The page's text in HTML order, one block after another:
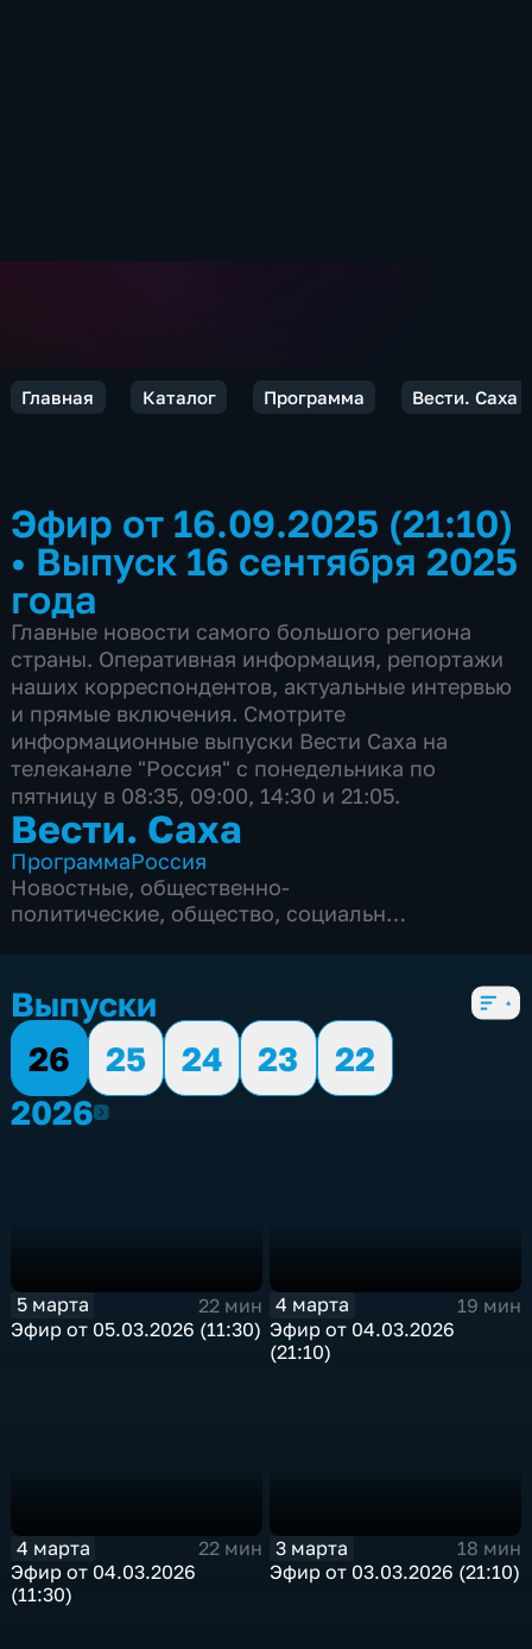
Главная Каталог Программа Вести. Саха
Эфир от 16.09.2025 (21:10)
• Выпуск 16 сентября 2025
года
Главные новости самого большого региона
страны. Оперативная информация, репортажи
наших корреспондентов, актуальные интервью
и прямые включения. Смотрите
информационные выпуски Вести Саха на
телеканале "Россия" с понедельника по
пятницу в 08:35, 09:00, 14:30 и 21:05.
Вести. Саха
ПрограммаРоссия
Новостные, общественно-
политические, общество, социально-
Выпуски
26
25 24 23
22
20262026
5 марта
22 мин
Эфир от 05.03.2026 (11:30)
4 марта
19 мин
Эфир от 04.03.2026
(21:10)
4 марта
22 мин
Эфир от 04.03.2026
(11:30)
3 марта
18 мин
Эфир от 03.03.2026 (21:10)